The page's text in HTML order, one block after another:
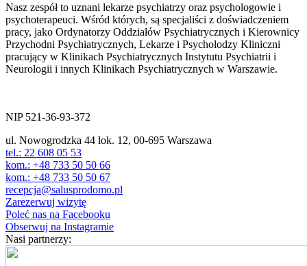
Nasz zespół to uznani lekarze psychiatrzy oraz psychologowie i
psychoterapeuci. Wśród których, są specjaliści z doświadczeniem
pracy, jako Ordynatorzy Oddziałów Psychiatrycznych i Kierownicy
Przychodni Psychiatrycznych, Lekarze i Psycholodzy Kliniczni
pracujący w Klinikach Psychiatrycznych Instytutu Psychiatrii i
Neurologii i innych Klinikach Psychiatrycznych w Warszawie.
NIP 521-36-93-372
ul. Nowogrodzka 44 lok. 12, 00-695 Warszawa
tel.: 22 608 05 53
kom.: +48 733 50 50 66
kom.: +48 733 50 50 67
recepcja@salusprodomo.pl
Zarezerwuj wizytę
Poleć nas na Facebooku
Obserwuj na Instagramie
Nasi partnerzy: